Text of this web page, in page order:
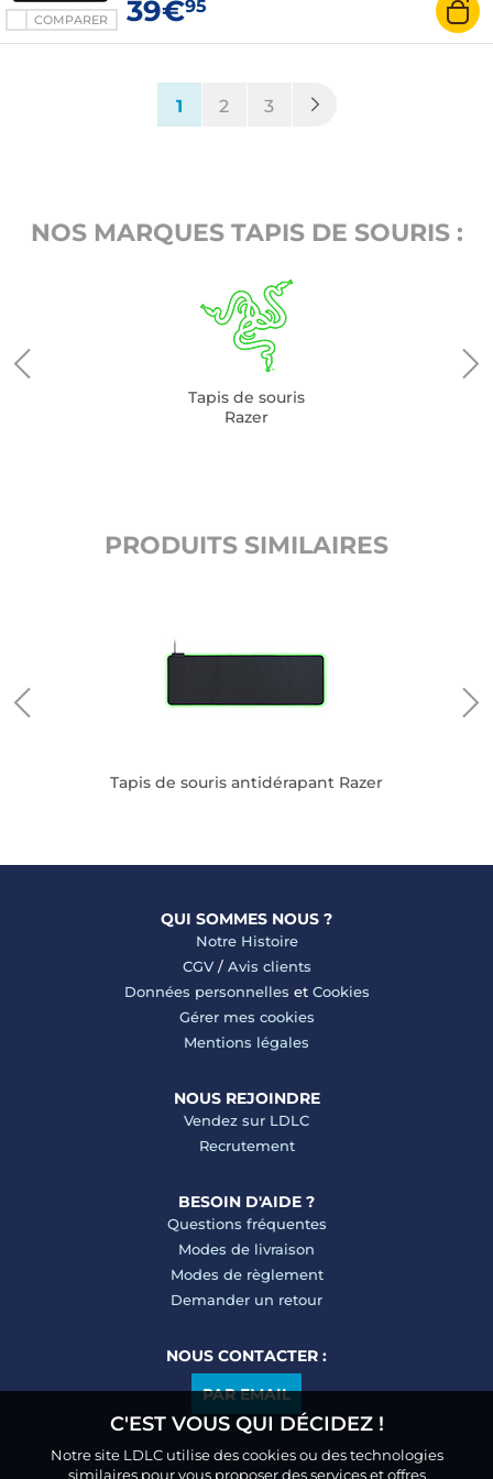
COMPARER 39€95
1(current)
2 3
NOS MARQUES TAPIS DE SOURIS :
Tapis de souris
Razer
PRODUITS SIMILAIRES
Tapis de souris antidérapant Razer
QUI SOMMES NOUS ?
Notre Histoire
CGV/ Avis clients
Données personnelles et Cookies
Gérer mes cookies
Mentions légales
NOUS REJOINDRE
Vendez sur LDLC
Recrutement
BESOIN D'AIDE ?
Questions fréquentes
Modes de livraison
Modes de règlement
Demander un retour
NOUS CONTACTER :
PAR EMAIL
C'EST VOUS QUI DÉCIDEZ !
Notre site LDLC utilise des cookies ou des technologies
similaires pour vous proposer des services et offres